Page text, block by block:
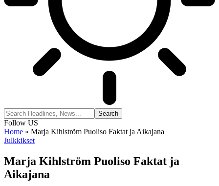
Follow US
Home » Marja Kihlström Puoliso Faktat ja Aikajana
Julkkikset
Marja Kihlström Puoliso Faktat ja
Aikajana